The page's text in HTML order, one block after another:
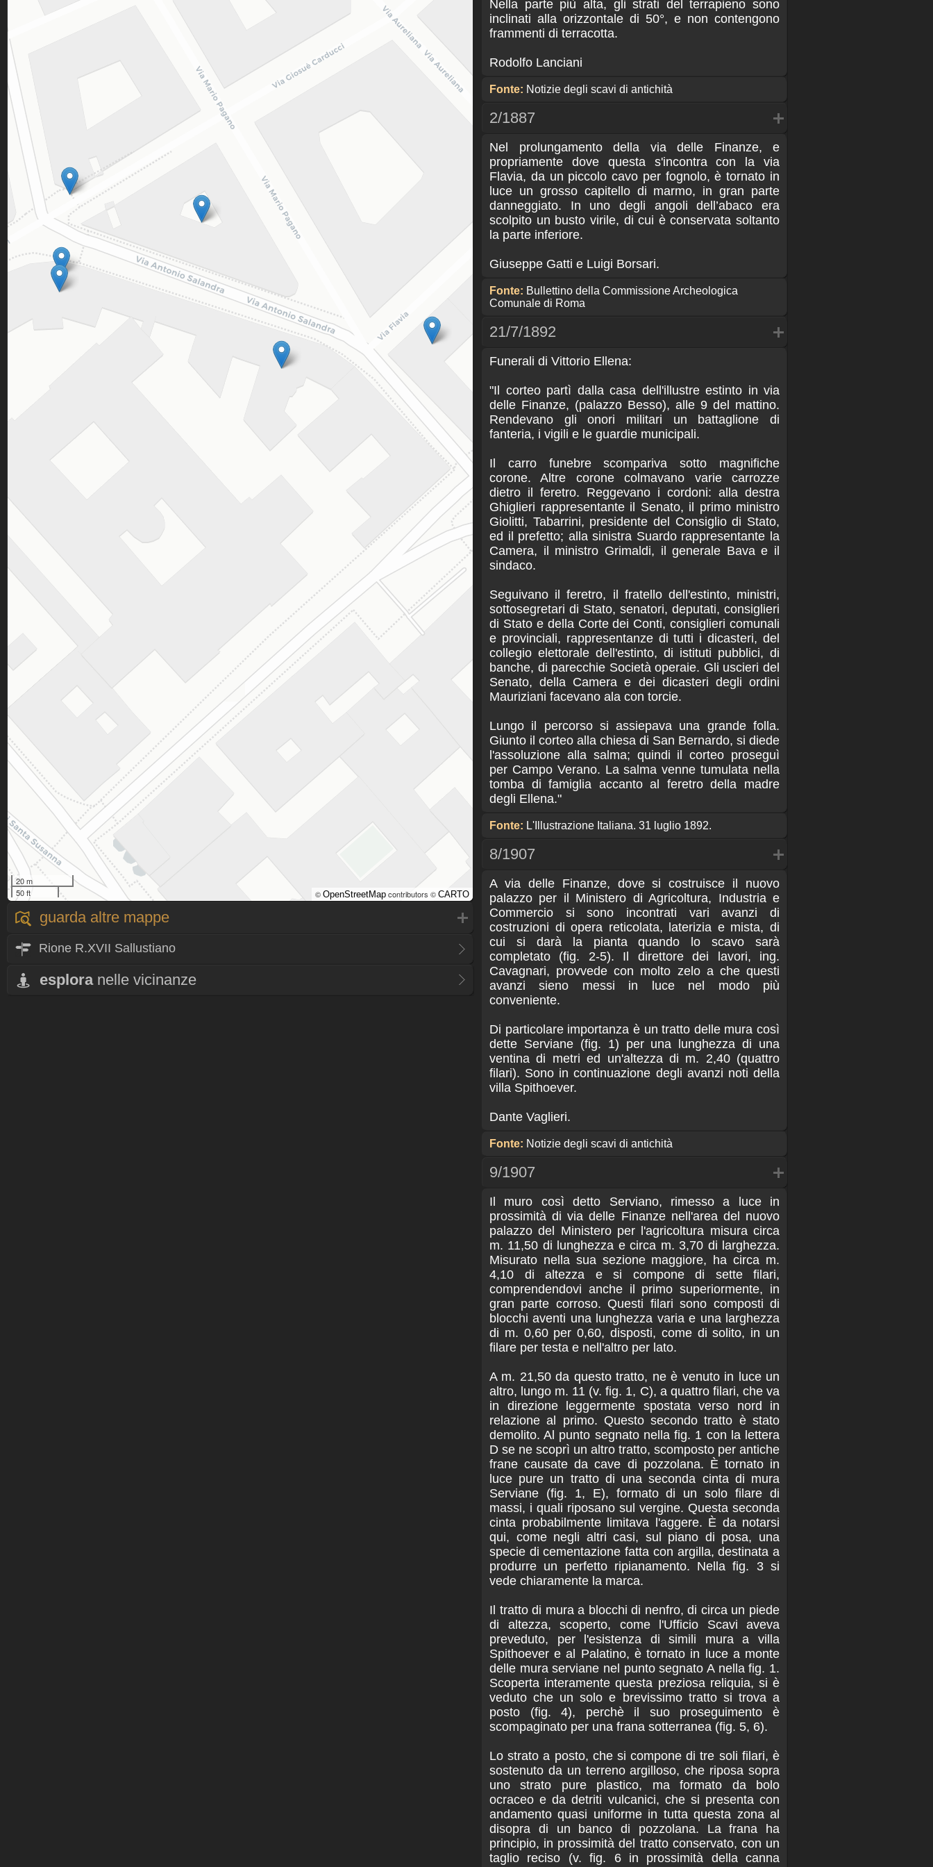
20 m
50 ft
© OpenStreetMap contributors © CARTO
guarda altre mappe
Rione R.XVII Sallustiano
esplora nelle vicinanze
Nella parte più alta, gli strati del terrapieno sono
inclinati alla orizzontale di 50°, e non contengono
frammenti di terracotta.
Rodolfo Lanciani
Fonte: Notizie degli scavi di antichità
2/1887
Nel prolungamento della via delle Finanze, e
propriamente dove questa s'incontra con la via
Flavia, da un piccolo cavo per fognolo, è tornato in
luce un grosso capitello di marmo, in gran parte
danneggiato. In uno degli angoli dell’abaco era
scolpito un busto virile, di cui è conservata soltanto
la parte inferiore.
Giuseppe Gatti e Luigi Borsari.
Fonte: Bullettino della Commissione Archeologica
Comunale di Roma
21/7/1892
Funerali di Vittorio Ellena:
"Il corteo partì dalla casa dell'illustre estinto in via
delle Finanze, (palazzo Besso), alle 9 del mattino.
Rendevano gli onori militari un battaglione di
fanteria, i vigili e le guardie municipali.
Il carro funebre scompariva sotto magnifiche
corone. Altre corone colmavano varie carrozze
dietro il feretro. Reggevano i cordoni: alla destra
Ghiglieri rappresentante il Senato, il primo ministro
Giolitti, Tabarrini, presidente del Consiglio di Stato,
ed il prefetto; alla sinistra Suardo rappresentante la
Camera, il ministro Grimaldi, il generale Bava e il
sindaco.
Seguivano il feretro, il fratello dell'estinto, ministri,
sottosegretari di Stato, senatori, deputati, consiglieri
di Stato e della Corte dei Conti, consiglieri comunali
e provinciali, rappresentanze di tutti i dicasteri, del
collegio elettorale dell'estinto, di istituti pubblici, di
banche, di parecchie Società operaie. Gli uscieri del
Senato, della Camera e dei dicasteri degli ordini
Mauriziani facevano ala con torcie.
Lungo il percorso si assiepava una grande folla.
Giunto il corteo alla chiesa di San Bernardo, si diede
l'assoluzione alla salma; quindi il corteo proseguì
per Campo Verano. La salma venne tumulata nella
tomba di famiglia accanto al feretro della madre
degli Ellena."
Fonte: L'Illustrazione Italiana. 31 luglio 1892.
8/1907
A via delle Finanze, dove si costruisce il nuovo
palazzo per il Ministero di Agricoltura, Industria e
Commercio si sono incontrati vari avanzi di
costruzioni di opera reticolata, laterizia e mista, di
cui si darà la pianta quando lo scavo sarà
completato (fig. 2-5). Il direttore dei lavori, ing.
Cavagnari, provvede con molto zelo a che questi
avanzi sieno messi in luce nel modo più
conveniente.
Di particolare importanza è un tratto delle mura così
dette Serviane (fig. 1) per una lunghezza di una
ventina di metri ed un'altezza di m. 2,40 (quattro
filari). Sono in continuazione degli avanzi noti della
villa Spithoever.
Dante Vaglieri.
Fonte: Notizie degli scavi di antichità
9/1907
Il muro così detto Serviano, rimesso a luce in
prossimità di via delle Finanze nell'area del nuovo
palazzo del Ministero per l'agricoltura misura circa
m. 11,50 di lunghezza e circa m. 3,70 di larghezza.
Misurato nella sua sezione maggiore, ha circa m.
4,10 di altezza e si compone di sette filari,
comprendendovi anche il primo superiormente, in
gran parte corroso. Questi filari sono composti di
blocchi aventi una lunghezza varia e una larghezza
di m. 0,60 per 0,60, disposti, come di solito, in un
filare per testa e nell'altro per lato.
A m. 21,50 da questo tratto, ne è venuto in luce un
altro, lungo m. 11 (v. fig. 1, C), a quattro filari, che va
in direzione leggermente spostata verso nord in
relazione al primo. Questo secondo tratto è stato
demolito. Al punto segnato nella fig. 1 con la lettera
D se ne scoprì un altro tratto, scomposto per antiche
frane causate da cave di pozzolana. È tornato in
luce pure un tratto di una seconda cinta di mura
Serviane (fig. 1, E), formato di un solo filare di
massi, i quali riposano sul vergine. Questa seconda
cinta probabilmente limitava l'aggere. È da notarsi
qui, come negli altri casi, sul piano di posa, una
specie di cementazione fatta con argilla, destinata a
produrre un perfetto ripianamento. Nella fig. 3 si
vede chiaramente la marca.
Il tratto di mura a blocchi di nenfro, di circa un piede
di altezza, scoperto, come l'Ufficio Scavi aveva
preveduto, per l'esistenza di simili mura a villa
Spithoever e al Palatino, è tornato in luce a monte
delle mura serviane nel punto segnato A nella fig. 1.
Scoperta interamente questa preziosa reliquia, si è
veduto che un solo e brevissimo tratto si trova a
posto (fig. 4), perchè il suo proseguimento è
scompaginato per una frana sotterranea (fig. 5, 6).
Lo strato a posto, che si compone di tre soli filari, è
sostenuto da un terreno argilloso, che riposa sopra
uno strato pure plastico, ma formato da bolo
ocraceo e da detriti vulcanici, che si presenta con
andamento quasi uniforme in tutta questa zona al
disopra di un banco di pozzolana. La frana ha
principio, in prossimità del tratto conservato, con un
taglio reciso (v. fig. 6 in prossimità della canna